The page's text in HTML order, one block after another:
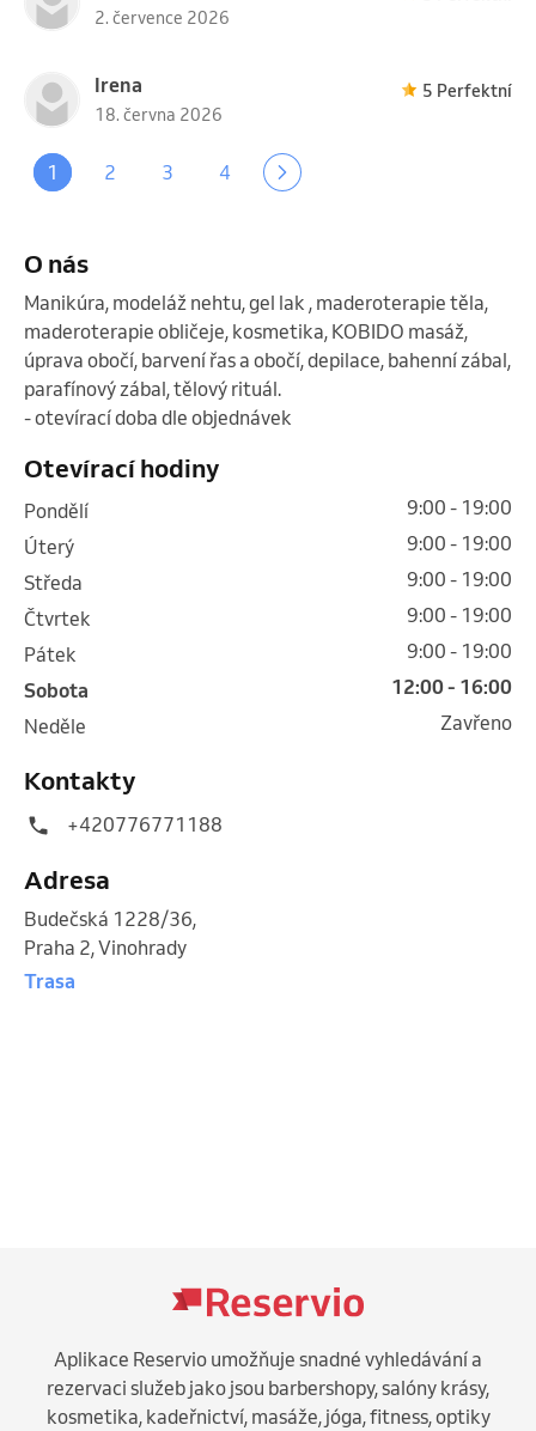
2. července 2026
Irena
18. června 2026
5 Perfektní
1 2 3 4
O nás
Manikúra, modeláž nehtu, gel lak , maderoterapie těla,
maderoterapie obličeje, kosmetika, KOBIDO masáž,
úprava obočí, barvení řas a obočí, depilace, bahenní zábal,
parafínový zábal, tělový rituál.
- otevírací doba dle objednávek
Otevírací hodiny
pondělí
9:00 - 19:00
úterý
9:00 - 19:00
středa
9:00 - 19:00
čtvrtek
9:00 - 19:00
pátek
9:00 - 19:00
sobota
12:00 - 16:00
neděle
Zavřeno
Kontakty
+420776771188
Adresa
Budečská 1228/36,
Praha 2, Vinohrady
Trasa
Aplikace Reservio umožňuje snadné vyhledávání a
rezervaci služeb jako jsou barbershopy, salóny krásy,
kosmetika, kadeřnictví, masáže, jóga, fitness, optiky